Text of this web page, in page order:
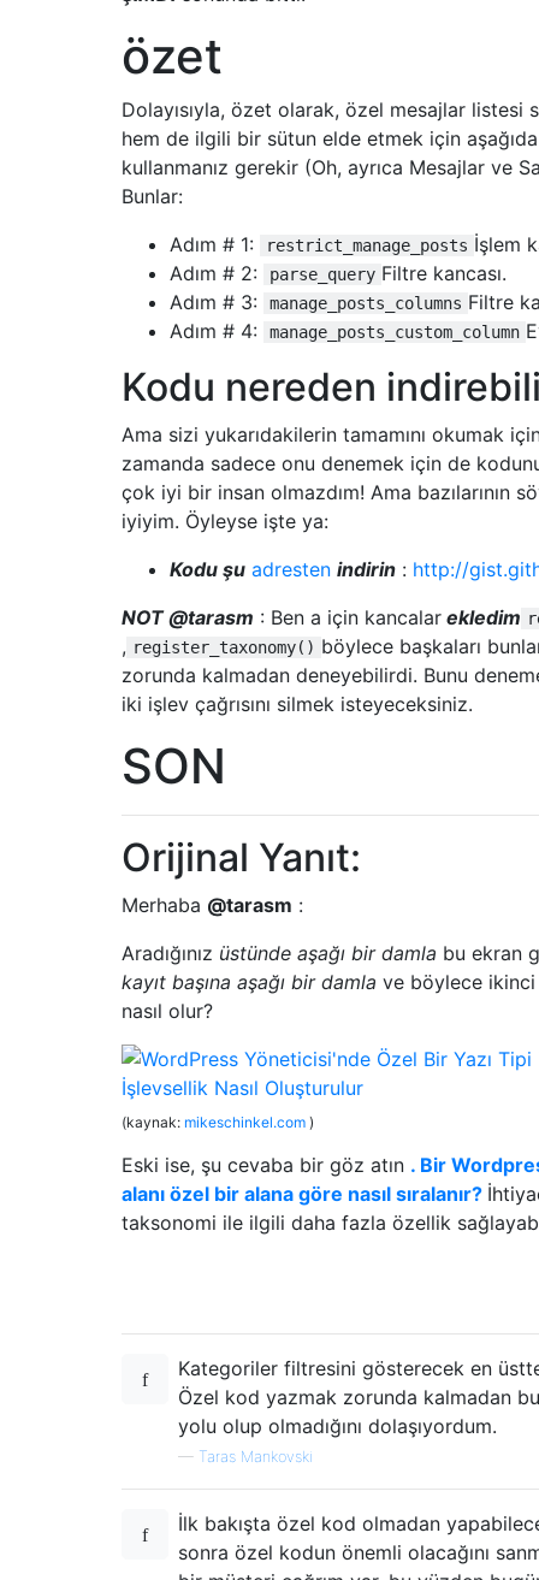
özet
Dolayısıyla, özet olarak, özel mesajlar listesi
hem de ilgili bir sütun elde etmek için
kullanmanız gerekir (Oh, ayrıca Mesajlar ve
Bunlar:
Adım # 1:
restrict_manage_posts İşlem
Adım # 2:
parse_query Filtre kancası.
Adım # 3:
manage_posts_columns Filtre
Adım # 4:
manage_posts_custom_column
Kodu nereden
Ama sizi yukarıdakilerin tamamını okumak
zamanda sadece onu denemek için de
çok iyi bir insan olmazdım! Ama bazılarının
iyiyim. Öyleyse işte ya:
Kodu şu adresten indirin : http://
NOT @tarasm : Ben a için kancalar ekledim
, register_taxonomy() böylece başkaları
zorunda kalmadan deneyebilirdi. Bunu
iki işlev çağrısını silmek isteyeceksiniz.
SON
Orijinal Yanıt:
Merhaba @tarasm :
Aradığınız üstünde aşağı bir damla bu ekran
kayıt başına aşağı bir damla ve böylece ikinci
nasıl olur?
(kaynak: mikeschinkel.com )
Eski ise, şu cevaba bir göz atın . Bir
alanı özel bir alana göre nasıl sıralanır?
taksonomi ile ilgili daha fazla özellik
Kategoriler filtresini gösterecek en üstte
Özel kod yazmak zorunda kalmadan
yolu olup olmadığını dolaşıyordum.
— Taras Mankovski
İlk bakışta özel kod olmadan
sonra özel kodun önemli olacağını